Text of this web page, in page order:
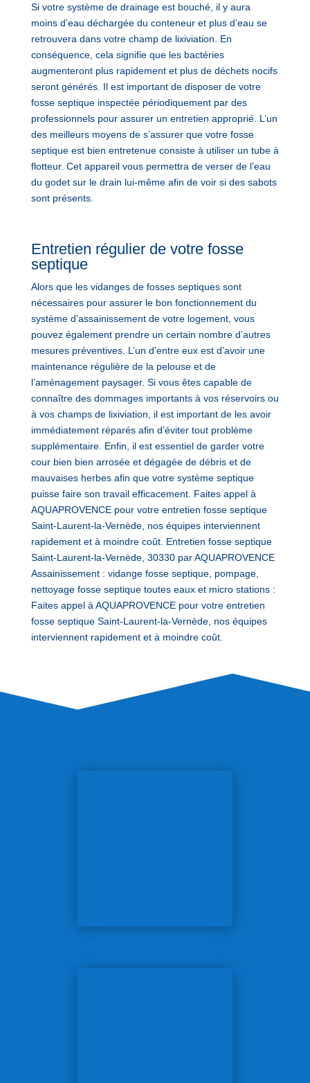
Si votre système de drainage est bouché, il y aura
moins d’eau déchargée du conteneur et plus d’eau se
retrouvera dans votre champ de lixiviation. En
conséquence, cela signifie que les bactéries
augmenteront plus rapidement et plus de déchets nocifs
seront générés. Il est important de disposer de votre
fosse septique inspectée périodiquement par des
professionnels pour assurer un entretien approprié. L’un
des meilleurs moyens de s’assurer que votre fosse
septique est bien entretenue consiste à utiliser un tube à
flotteur. Cet appareil vous permettra de verser de l’eau
du godet sur le drain lui-même afin de voir si des sabots
sont présents.
Entretien régulier de votre fosse
septique
Alors que les vidanges de fosses septiques sont
nécessaires pour assurer le bon fonctionnement du
système d’assainissement de votre logement, vous
pouvez également prendre un certain nombre d’autres
mesures préventives. L’un d’entre eux est d’avoir une
maintenance régulière de la pelouse et de
l’aménagement paysager. Si vous êtes capable de
connaître des dommages importants à vos réservoirs ou
à vos champs de lixiviation, il est important de les avoir
immédiatement réparés afin d’éviter tout problème
supplémentaire. Enfin, il est essentiel de garder votre
cour bien bien arrosée et dégagée de débris et de
mauvaises herbes afin que votre système septique
puisse faire son travail efficacement. Faites appel à
AQUAPROVENCE pour votre entretien fosse septique
Saint-Laurent-la-Vernède, nos équipes interviennent
rapidement et à moindre coût. Entretien fosse septique
Saint-Laurent-la-Vernède, 30330 par AQUAPROVENCE
Assainissement : vidange fosse septique, pompage,
nettoyage fosse septique toutes eaux et micro stations :
Faites appel à AQUAPROVENCE pour votre entretien
fosse septique Saint-Laurent-la-Vernède, nos équipes
interviennent rapidement et à moindre coût.